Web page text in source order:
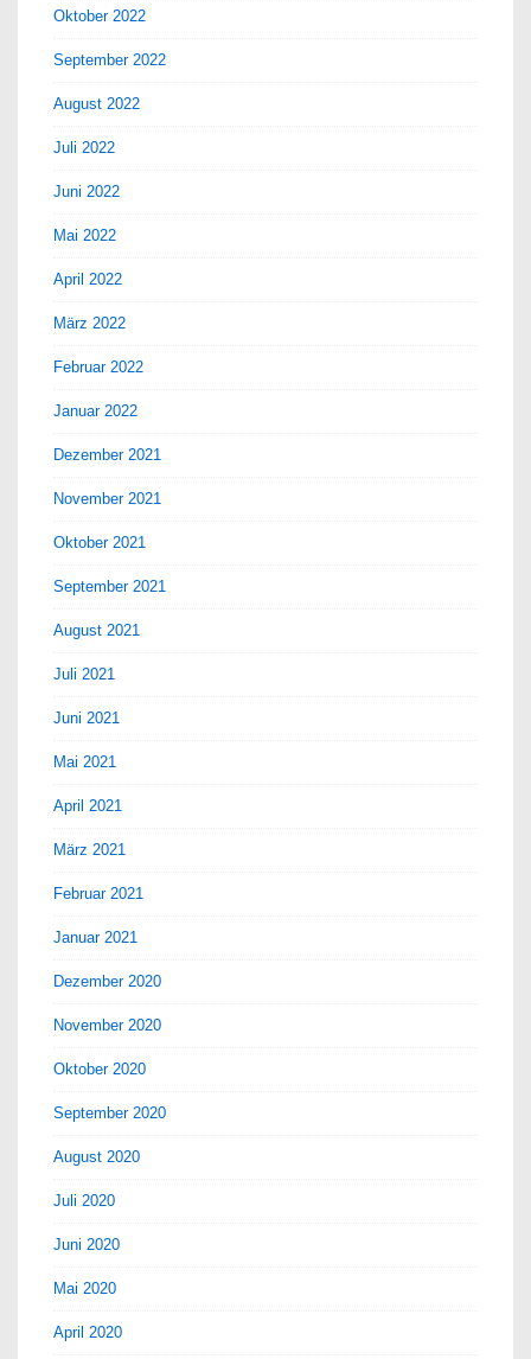
Oktober 2022
September 2022
August 2022
Juli 2022
Juni 2022
Mai 2022
April 2022
März 2022
Februar 2022
Januar 2022
Dezember 2021
November 2021
Oktober 2021
September 2021
August 2021
Juli 2021
Juni 2021
Mai 2021
April 2021
März 2021
Februar 2021
Januar 2021
Dezember 2020
November 2020
Oktober 2020
September 2020
August 2020
Juli 2020
Juni 2020
Mai 2020
April 2020